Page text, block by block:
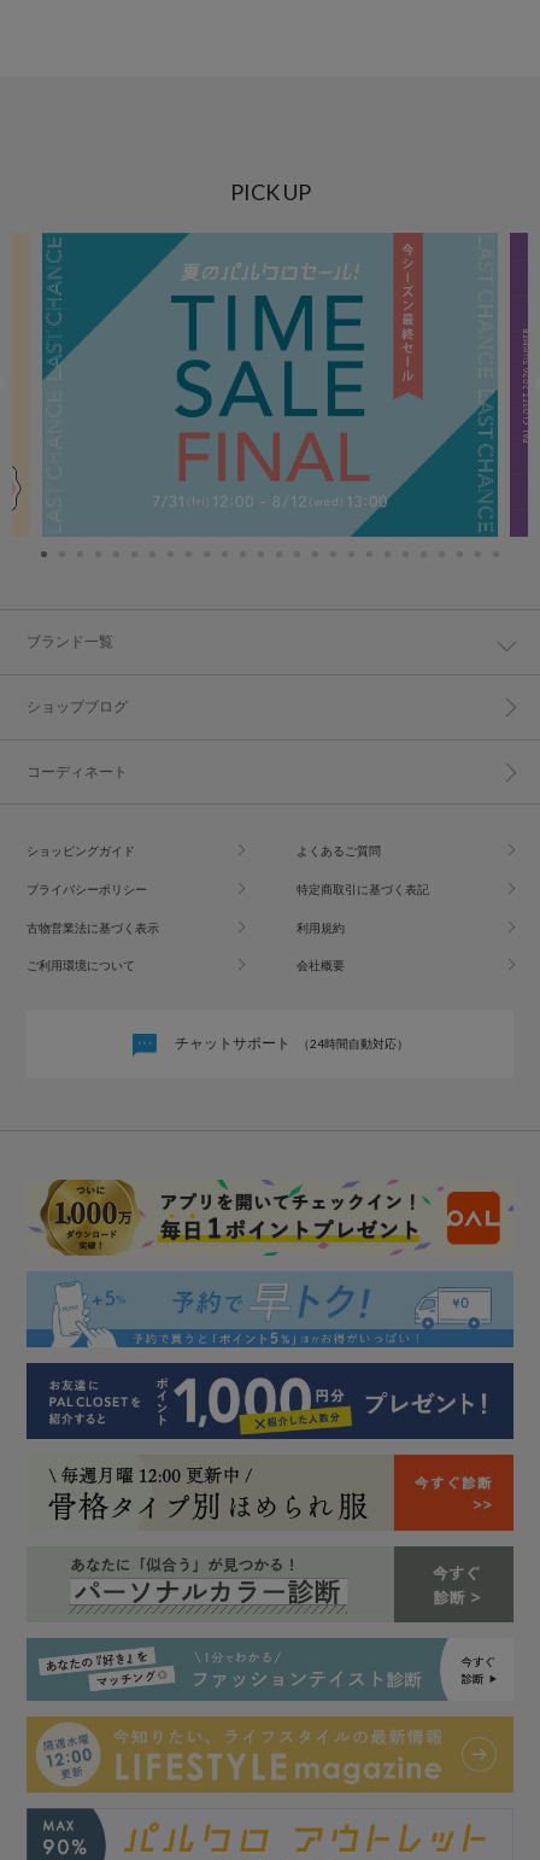
PICK UP
ブランド一覧
ショップブログ
コーディネート
ショッピングガイド よくあるご質問
プライバシーポリシー 特定商取引に基づく表記
古物営業法に基づく表示 利用規約
ご利用環境について 会社概要
チャットサポート （24時間自動対応）